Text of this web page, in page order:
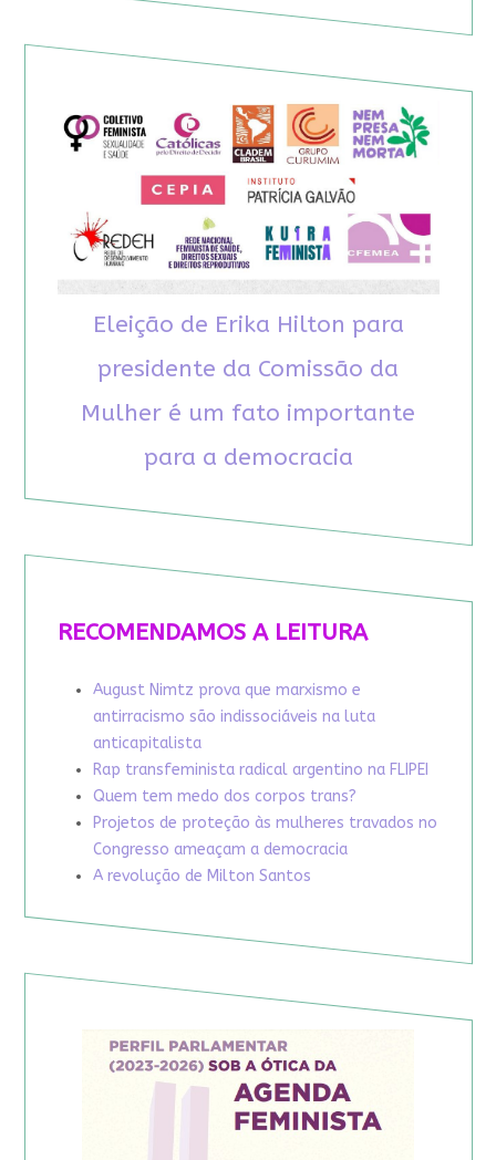
Eleição de Erika Hilton para
presidente da Comissão da
Mulher é um fato importante
para a democracia
RECOMENDAMOS A LEITURA
August Nimtz prova que marxismo e
antirracismo são indissociáveis na luta
anticapitalista
Rap transfeminista radical argentino na FLIPEI
Quem tem medo dos corpos trans?
Projetos de proteção às mulheres travados no
Congresso ameaçam a democracia
A revolução de Milton Santos